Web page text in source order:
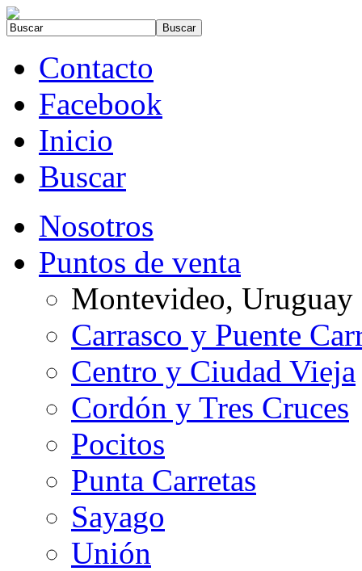
Contacto
Facebook
Inicio
Buscar
Nosotros
Puntos de venta
Montevideo, Uruguay
Carrasco y Puente
Centro y Ciudad Vieja
Cordón y Tres Cruces
Pocitos
Punta Carretas
Sayago
Unión